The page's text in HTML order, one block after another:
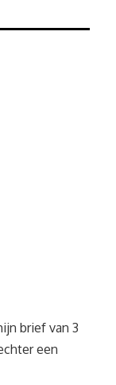
brief van 3
een